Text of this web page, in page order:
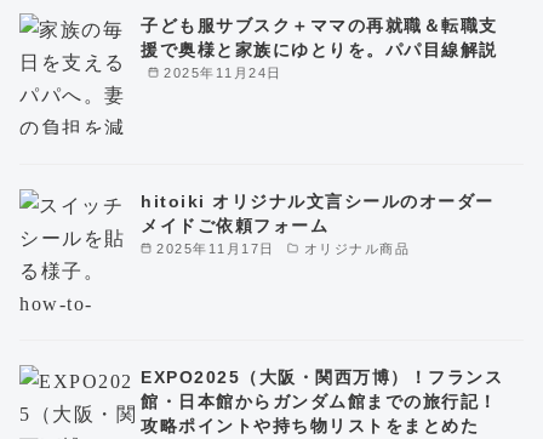
2025年11月24日
子ども服サブスク＋ママの再就職＆転職支
援で奥様と家族にゆとりを。パパ目線解説
2025年11月17日 オリジナル商品
hitoiki オリジナル文言シールのオーダー
メイドご依頼フォーム
EXPO2025（大阪・関西万博）！フランス
館・日本館からガンダム館までの旅行記！
攻略ポイントや持ち物リストをまとめた